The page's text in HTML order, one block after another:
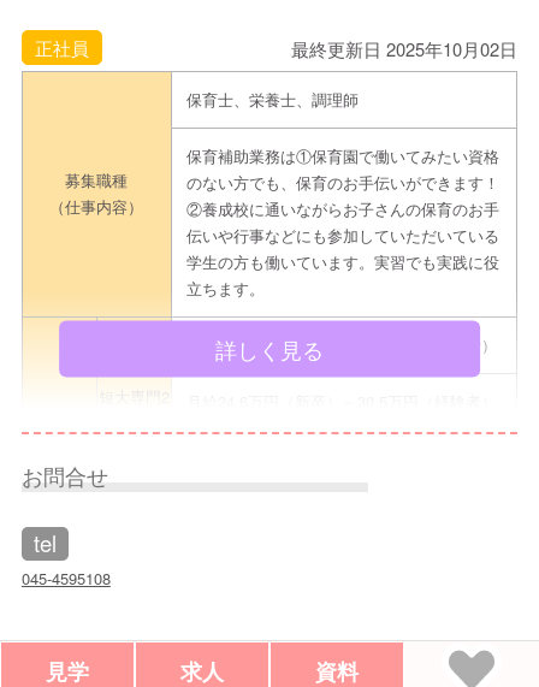
詳しく見る
正社員 最終更新日 2025年10月02日
募集職種
（仕事内容）
保育士、栄養士、調理師
保育補助業務は①保育園で働いてみたい資格
のない方でも、保育のお手伝いができます！
②養成校に通いながらお子さんの保育のお手
伝いや行事などにも参加していただいている
学生の方も働いています。実習でも実践に役
立ちます。
月給24.6万円（新卒）～30,5万円（経験者）
短大専門2
短大専門3
万 横浜市宿舎借上げ事業/交通費全額支給
お問合せ
tel
045-4595108
見学 求人 資料